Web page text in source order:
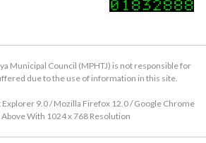
Municipal Council (MPHTJ) is not responsible for
due to the use of information in this site.
9.0 / Mozilla Firefox 12.0 / Google Chrome
Above With 1024 x 768 Resolution